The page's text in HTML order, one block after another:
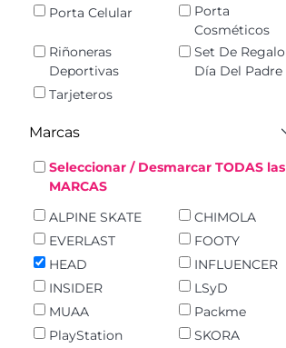
Porta Celular
Porta
Cosméticos
Riñoneras
Deportivas
Set De Regalo
Día Del Padre
Tarjeteros
Marcas
Seleccionar / Desmarcar TODAS las
MARCAS
ALPINE SKATE
CHIMOLA
EVERLAST
FOOTY
HEAD
INFLUENCER
INSIDER
LSyD
MUAA
Packme
PlayStation
SKORA